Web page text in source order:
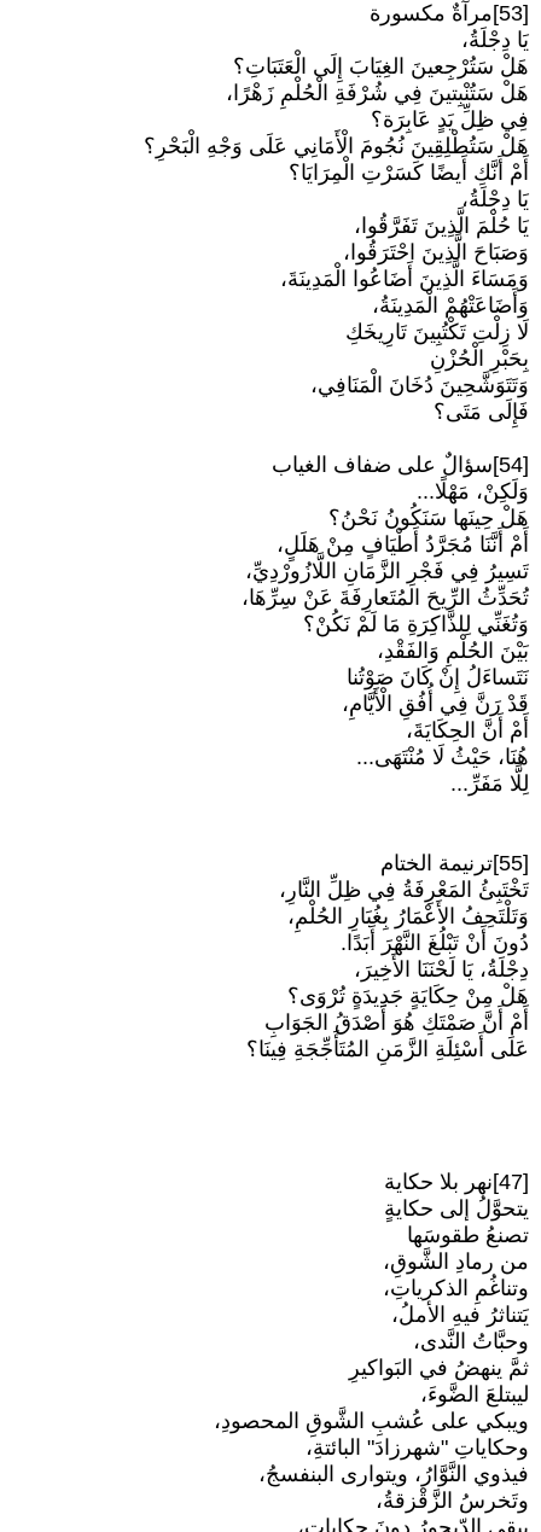
[53]مرآةٌ مكسورة
يَا دِجْلَةُ،
هَلْ سَتُرْجِعينَ الغِيَابَ إِلَى الْعَتَبَاتِ؟
هَلْ سَتُنْبِتينَ فِي شُرْفَةِ الْحُلْمِ زَهْرًا،
فِي ظِلِّ يَدٍ عَابِرَة؟
هَلْ سَتُطْلِقِينَ نُجُومَ الْأَمَانِي عَلَى وَجْهِ الْبَحْرِ؟
أَمْ أَنَّكِ أَيضًا كَسَرْتِ الْمِرَايَا؟
يَا دِجْلَةُ،
يَا حُلْمَ الَّذِينَ تَفَرَّقُوا،
وَصَبَاحَ الَّذِينَ احْتَرَقُوا،
وَمَسَاءَ الَّذِينَ أَضَاعُوا الْمَدِينَةَ،
وَأَضَاعَتْهُمْ الْمَدِينَةُ،
لَا زِلْتِ تَكْتُبِينَ تَارِيخَكِ
بِحَبْرِ الْحُزْنِ
وَتَتَوَشَّحِينَ دُخَانَ الْمَنَافِي،
فَإِلَى مَتَى؟
[54]سؤالٌ على ضفاف الغياب
وَلَكِنْ، مَهْلًا...
هَلْ حِينَها سَنَكُونُ نَحْنُ؟
أَمْ أَنَّنَا مُجَرَّدُ أَطْيَافٍ مِنْ هَلَلٍ،
تَسِيرُ فِي فَجْرِ الزَّمَانِ اللَّازُورْدِيِّ،
تُحَدِّثُ الرِّيحَ المُتَعارِفَةَ عَنْ سِرِّهَا،
وَتُغَنِّي لِلذَّاكِرَةِ مَا لَمْ نَكُنْ؟
بَيْنَ الحُلْمِ وَالفَقْدِ،
نَتَساءَلُ إِنْ كَانَ صَوْتُنا
قَدْ رَنَّ فِي أُفُقِ الْأَيَّامِ،
أَمْ أَنَّ الحِكَايَةَ،
هُنَا، حَيْثُ لَا مُنْتَهَى...
لِلَّا مَفَرِّ...
[55]ترنيمة الختام
تَخْتَبِئُ المَعْرِفَةُ فِي ظِلِّ النَّارِ،
وَتَلْتَحِفُ الأَعْمَارُ بِغُبَارِ الحُلْمِ،
دُونَ أَنْ تَبْلُغَ النَّهْرَ أَبَدًا.
دِجْلَةُ، يَا لَحْنَنَا الأَخِيرَ،
هَلْ مِنْ حِكَايَةٍ جَدِيدَةٍ تُرْوَى؟
أَمْ أَنَّ صَمْتَكِ هُوَ أَصْدَقُ الجَوَابِ
عَلَى أَسْئِلَةِ الزَّمَنِ المُتَأَجِّجَةِ فِينَا؟
[47]نهر بلا حكاية
يتحوَّلُ إلى حكايةٍ
تصنعُ طقوسَها
من رمادِ الشَّوقِ،
وتناغُمِ الذكرياتِ،
يَتناثرُ فيهِ الأملُ،
وحبَّاتُ النَّدى،
ثمَّ ينهضُ في البَواكيرِ
ليبتلعَ الضَّوءَ،
ويبكي على عُشبِ الشَّوقِ المحصودِ،
وحكاياتِ "شهرزادَ" البائتةِ،
فيذوي النَّوَّارُ، ويتوارى البنفسجُ،
وتَخرسُ الزَّقْزقةُ،